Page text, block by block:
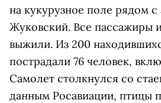
на кукурузное поле рядом
Жуковский. Все пассажиры
выжили. Из 200
пострадали 76 человек,
Самолет столкнулся со
данным Росавиации, птицы